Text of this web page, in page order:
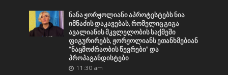
ნანა ჟორჟოლიანი აპროტესტებს ნია
იმნაძის დაკავებას, რომელიც გიგა
ავალიანის მკვლელობის საქმეში
ფიგურირებს, ჟორჟოლიანს ეთანხმებიან
“ნაცმოძრაობის წევრები” და
პროპაგანდისტები
11:30 am